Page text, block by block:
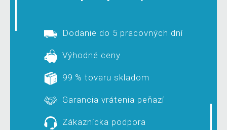
Dodanie do 5 pracovných dní
Výhodné ceny
99 % tovaru skladom
Garancia vrátenia peňazí
Zákaznícka podpora